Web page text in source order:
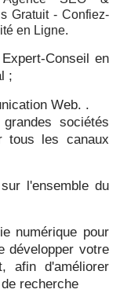
Gratuit - Confiez-
en Ligne.
Conseil en
;
Web. .
sociétés
tous les canaux
l'ensemble du
numérique pour
développer votre
afin d'améliorer
recherche